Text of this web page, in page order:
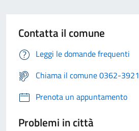
Contatta il comune
Leggi le domande frequenti
Chiama il comune 0362-3921
Prenota un appuntamento
Problemi in città